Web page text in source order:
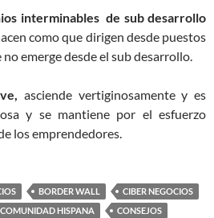
interminables de sub desarrollo
como que dirigen desde puestos
emerge desde el sub desarrollo.
asciende vertiginosamente y es
y se mantiene por el esfuerzo
los emprendedores.
BORDER WALL
CIBER NEGOCIOS
COMUNIDAD HISPANA
CONSEJOS